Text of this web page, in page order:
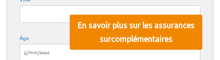
En savoir plus sur les assurances
surcomplémentaires
Âge